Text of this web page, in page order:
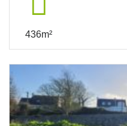
436m²